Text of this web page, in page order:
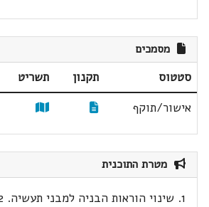
מסמכים
סטטוס תקנון תשריט
אישור/תוקף
מטרת התוכנית